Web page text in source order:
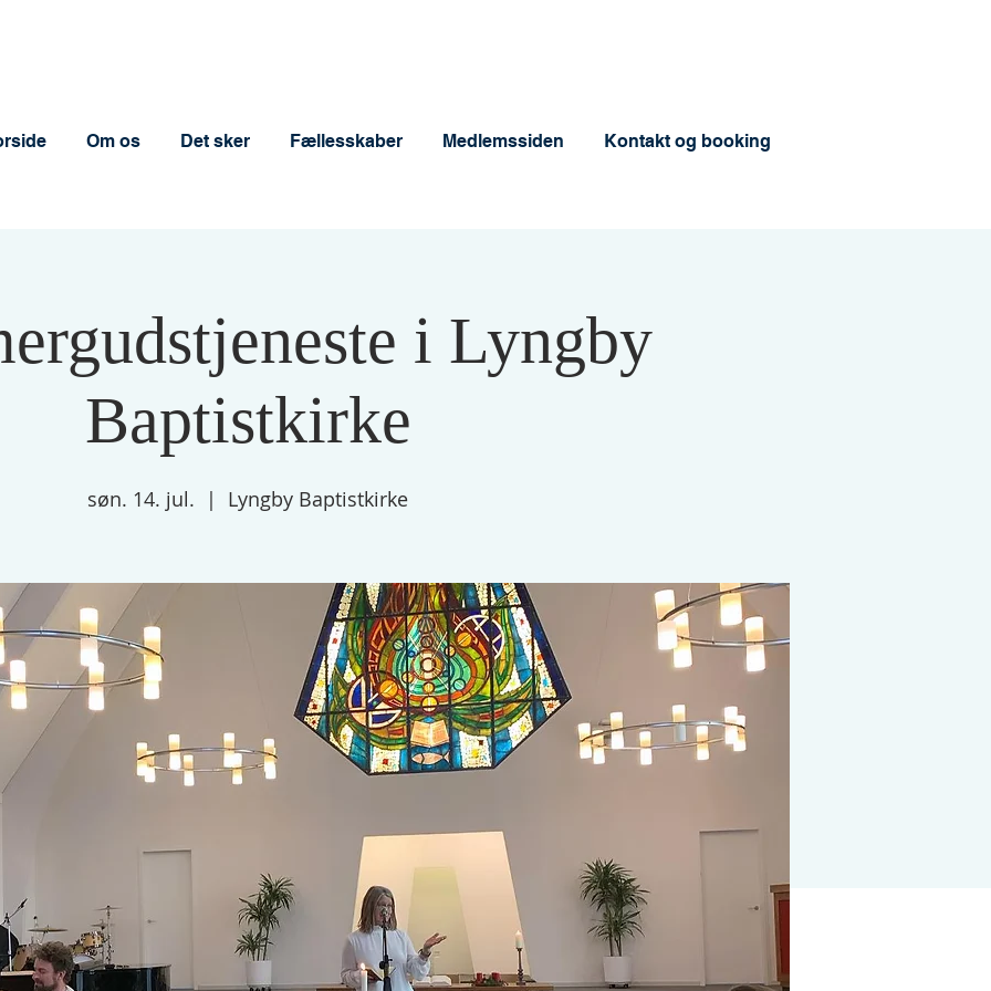
Om os Det sker Fællesskaber Medlemssiden Kontakt og booking
i Lyngby
Baptistkirke
søn. 14. jul.
  |
Lyngby Baptistkirke